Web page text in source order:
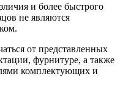
и более быстрого
не являются
от представленных
фурнитуре, а также
комплектующих и